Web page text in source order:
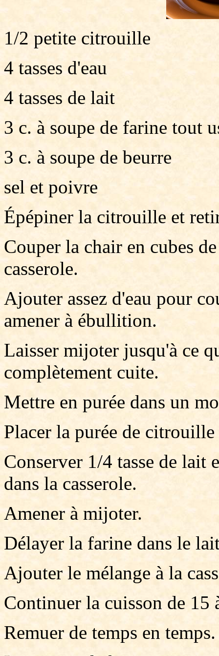
1/2 petite citrouille
4 tasses d'eau
4 tasses de lait
3 c. à soupe de farine tout
3 c. à soupe de beurre
sel et poivre
Épépiner la citrouille et
Couper la chair en cubes
casserole.
Ajouter assez d'eau pour
amener à ébullition.
Laisser mijoter jusqu'à ce
complètement cuite.
Mettre en purée dans un
Placer la purée de citrouille
Conserver 1/4 tasse de lait
dans la casserole.
Amener à mijoter.
Délayer la farine dans le
Ajouter le mélange à la
Continuer la cuisson de 15
Remuer de temps en temps.